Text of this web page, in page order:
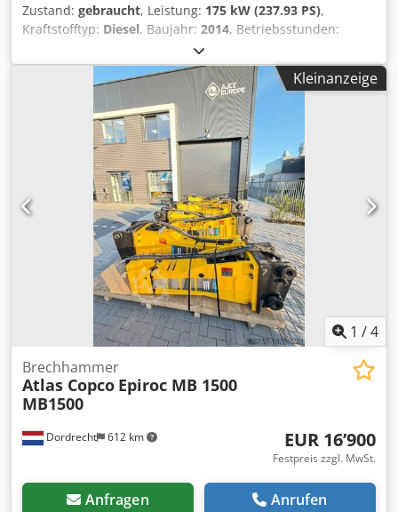
Zustand: gebraucht, Leistung: 175 kW (237.93 PS),
Kraftstofftyp: Diesel, Baujahr: 2014, Betriebsstunden:
, Atlas 350 MH – Langarm – mit Greif-, Dreh- und
Magnetfunktion – Hydraulische Kabine – 4 Stützen –
Gesamtgewicht 33.500 kg – 11.094 Betriebsstunden – =
Weitere Informationen = Baujahr: 2014 Modelljahr: 2014
Verwendungszweck: Bauwesen Antrieb: Rad zGG: 33.500
kg CE-Kennzeichnung: ja Referenznummer: 51 =
Firmeninformationen = Dkedpfxoyuix Ro Al Tsr We are
located between Antwerp and Brussels along the A12
motorway, nearby the port of Antwerp. Opening hours:
Monday till Friday continuously from 8.30 am to 19.00 pm.
Kleinanzeige
1 /4
Dordrecht 612 km
Brechhammer
Atlas Copco Epiroc MB 1500
MB1500
EUR 16’900
Festpreis zzgl. MwSt.
Anfragen Anrufen